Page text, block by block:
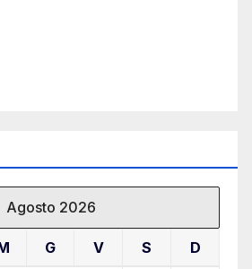
Agosto 2026
G V S D